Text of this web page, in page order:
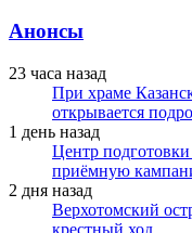
Анонсы
23 часа назад
При храме
открывается
1 день назад
Центр
приёмную
2 дня назад
Верхотомский
крестный ход